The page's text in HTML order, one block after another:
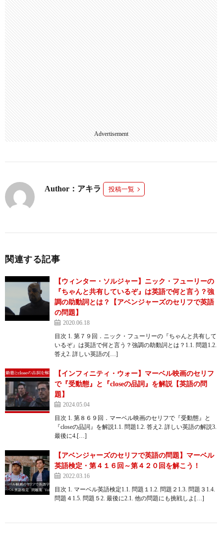
Advertisement
Author：アキラ 投稿一覧
関連する記事
【ウィンター・ソルジャー】ニック・フューリーの
『ちゃんと共有しているぞ』は英語で何と言う？強
調の助動詞とは？【アベンジャーズのセリフで英語
の問題】
2020.06.18
目次 1. 第７９回．ニック・フューリーの『ちゃんと共有して
いるぞ』は英語で何と言う？強調の助動詞とは？1.1. 問題1.2.
答え2. 詳しい英語の[…]
【インフィニティ・ウォー】マーベル映画のセリフ
で『受動態』と『closeの品詞』を解説【英語の問
題】
2024.05.04
目次 1. 第８６９回．マーベル映画のセリフで『受動態』と
『closeの品詞』を解説1.1. 問題1.2. 答え2. 詳しい英語の解説3.
最後に4.[…]
【アベンジャーズのセリフで英語の問題】マーベル
英語検定・第４１６回～第４２０回を解こう！
2022.03.16
目次 1. マーベル英語検定1.1. 問題１1.2. 問題２1.3. 問題３1.4.
問題４1.5. 問題５2. 最後に2.1. 他の問題にも挑戦しよ[…]